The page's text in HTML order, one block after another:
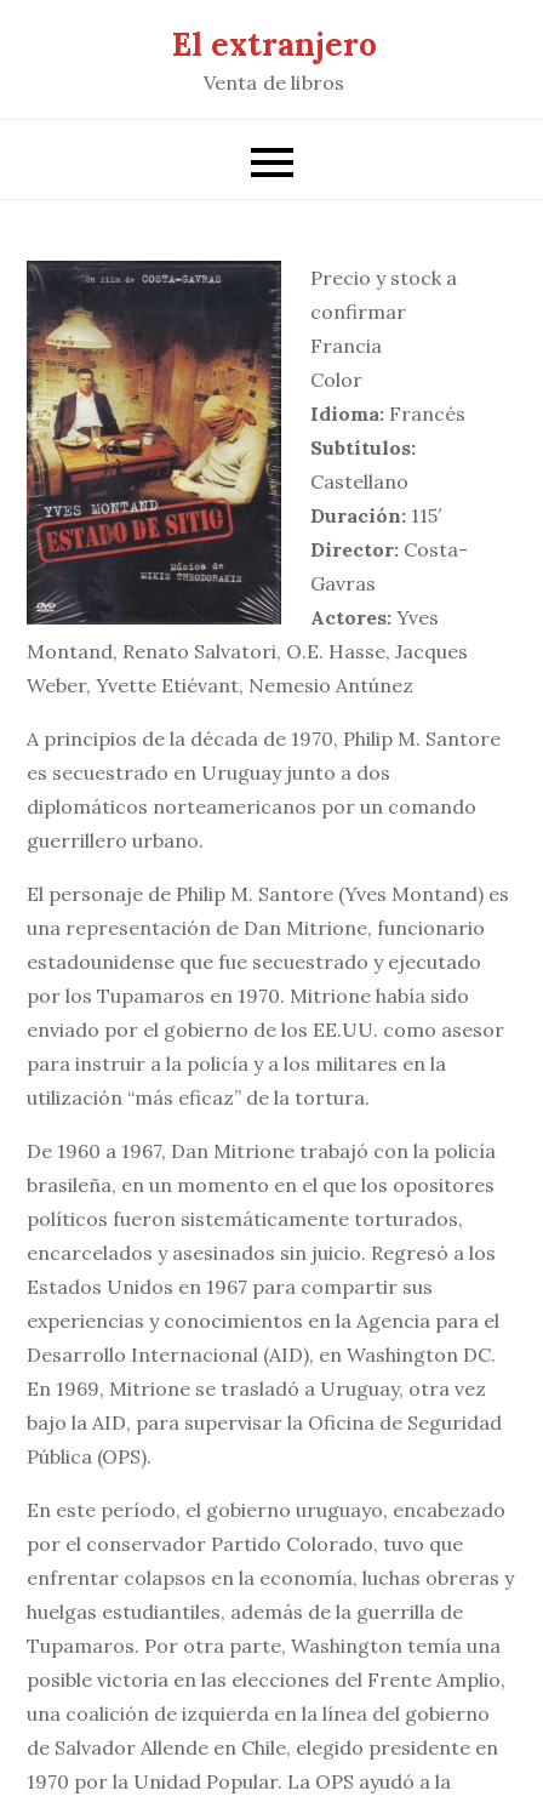
El extranjero
Venta de libros
Precio y stock a
confirmar
Francia
Color
Idioma: Francés
Subtítulos:
Castellano
Duración: 115′
Director: Costa-
Gavras
Actores: Yves
Montand, Renato Salvatori, O.E. Hasse, Jacques
Weber, Yvette Etiévant, Nemesio Antúnez
A principios de la década de 1970, Philip M. Santore
es secuestrado en Uruguay junto a dos
diplomáticos norteamericanos por un comando
guerrillero urbano.
El personaje de Philip M. Santore (Yves Montand) es
una representación de Dan Mitrione, funcionario
estadounidense que fue secuestrado y ejecutado
por los Tupamaros en 1970. Mitrione había sido
enviado por el gobierno de los EE.UU. como asesor
para instruir a la policía y a los militares en la
utilización “más eficaz” de la tortura.
De 1960 a 1967, Dan Mitrione trabajó con la policía
brasileña, en un momento en el que los opositores
políticos fueron sistemáticamente torturados,
encarcelados y asesinados sin juicio. Regresó a los
Estados Unidos en 1967 para compartir sus
experiencias y conocimientos en la Agencia para el
Desarrollo Internacional (AID), en Washington DC.
En 1969, Mitrione se trasladó a Uruguay, otra vez
bajo la AID, para supervisar la Oficina de Seguridad
Pública (OPS).
En este período, el gobierno uruguayo, encabezado
por el conservador Partido Colorado, tuvo que
enfrentar colapsos en la economía, luchas obreras y
huelgas estudiantiles, además de la guerrilla de
Tupamaros. Por otra parte, Washington temía una
posible victoria en las elecciones del Frente Amplio,
una coalición de izquierda en la línea del gobierno
de Salvador Allende en Chile, elegido presidente en
1970 por la Unidad Popular. La OPS ayudó a la